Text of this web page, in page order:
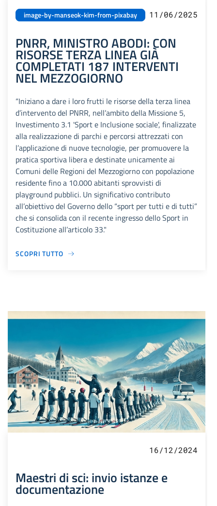
image-by-manseok-kim-from-pixabay 11/06/2025
PNRR, MINISTRO ABODI: CON
RISORSE TERZA LINEA GIÀ
COMPLETATI 187 INTERVENTI
NEL MEZZOGIORNO
“Iniziano a dare i loro frutti le risorse della terza linea
d’intervento del PNRR, nell’ambito della Missione 5,
Investimento 3.1 'Sport e Inclusione sociale', finalizzate
alla realizzazione di parchi e percorsi attrezzati con
l’applicazione di nuove tecnologie, per promuovere la
pratica sportiva libera e destinate unicamente ai
Comuni delle Regioni del Mezzogiorno con popolazione
residente fino a 10.000 abitanti sprovvisti di
playground pubblici. Un significativo contributo
all’obiettivo del Governo dello “sport per tutti e di tutti”
che si consolida con il recente ingresso dello Sport in
Costituzione all’articolo 33."
SCOPRI TUTTO
16/12/2024
Maestri di sci: invio istanze e
documentazione